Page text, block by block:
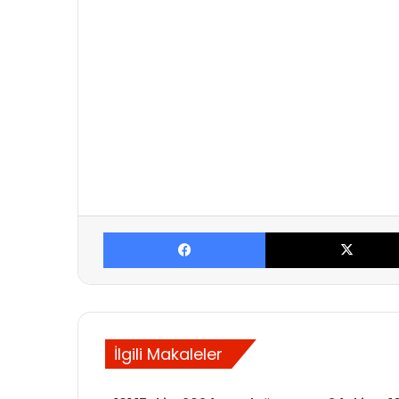
Facebook
İlgili Makaleler